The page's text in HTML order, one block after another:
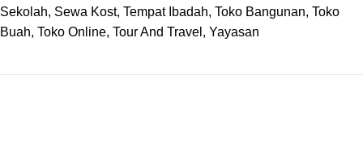
Sekolah, Sewa Kost, Tempat Ibadah, Toko Bangunan, Toko
Buah, Toko Online, Tour And Travel , Yayasan